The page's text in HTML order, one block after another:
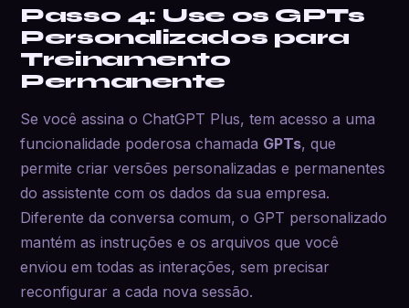
Passo 4: Use os GPTs
Personalizados para
Treinamento
Permanente
Se você assina o ChatGPT Plus, tem acesso a uma
funcionalidade poderosa chamada GPTs, que
permite criar versões personalizadas e permanentes
do assistente com os dados da sua empresa.
Diferente da conversa comum, o GPT personalizado
mantém as instruções e os arquivos que você
enviou em todas as interações, sem precisar
reconfigurar a cada nova sessão.